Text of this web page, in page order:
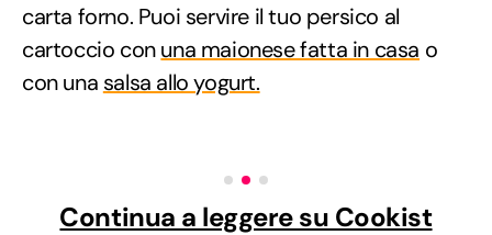
carta forno. Puoi servire il tuo persico al
cartoccio conuna maionese fatta in casa o
con una salsa allo yogurt.
Continua a leggere su Cookist